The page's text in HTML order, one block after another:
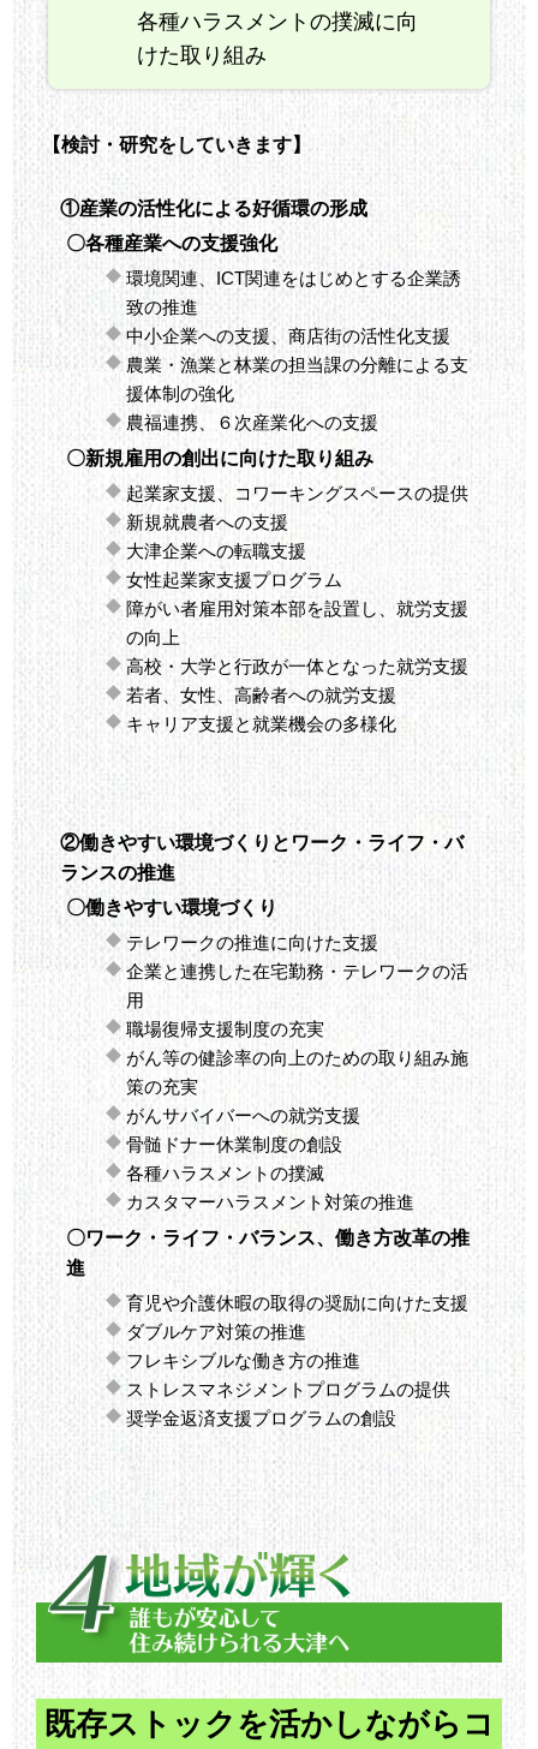
各種ハラスメントの撲滅に向
けた取り組み
【検討・研究をしていきます】
①産業の活性化による好循環の形成
〇各種産業への支援強化
環境関連、ICT関連をはじめとする企業誘
致の推進
中小企業への支援、商店街の活性化支援
農業・漁業と林業の担当課の分離による支
援体制の強化
農福連携、６次産業化への支援
〇新規雇用の創出に向けた取り組み
起業家支援、コワーキングスペースの提供
新規就農者への支援
大津企業への転職支援
女性起業家支援プログラム
障がい者雇用対策本部を設置し、就労支援
の向上
高校・大学と行政が一体となった就労支援
若者、女性、高齢者への就労支援
キャリア支援と就業機会の多様化
②働きやすい環境づくりとワーク・ライフ・バ
ランスの推進
〇働きやすい環境づくり
テレワークの推進に向けた支援
企業と連携した在宅勤務・テレワークの活
用
職場復帰支援制度の充実
がん等の健診率の向上のための取り組み施
策の充実
がんサバイバーへの就労支援
骨髄ドナー休業制度の創設
各種ハラスメントの撲滅
カスタマーハラスメント対策の推進
〇ワーク・ライフ・バランス、働き方改革の推
進
育児や介護休暇の取得の奨励に向けた支援
ダブルケア対策の推進
フレキシブルな働き方の推進
ストレスマネジメントプログラムの提供
奨学金返済支援プログラムの創設
既存ストックを活かしながらコ